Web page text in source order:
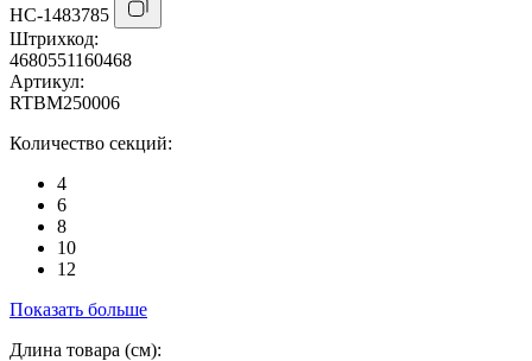
НС-1483785
Штрихкод:
4680551160468
Артикул:
RTBM250006
Количество секций:
4
6
8
10
12
Показать больше
Длина товара (см):